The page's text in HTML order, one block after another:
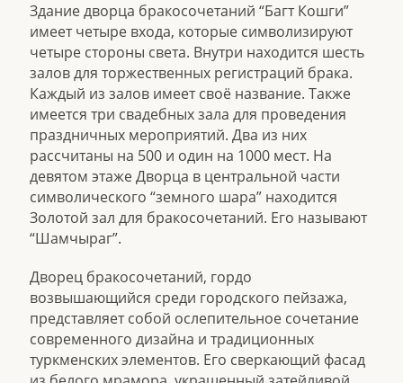
Здание дворца бракосочетаний “Багт Кошги”
имеет четыре входа, которые символизируют
четыре стороны света. Внутри находится шесть
залов для торжественных регистраций брака.
Каждый из залов имеет своё название. Также
имеется три свадебных зала для проведения
праздничных мероприятий. Два из них
рассчитаны на 500 и один на 1000 мест. На
девятом этаже Дворца в центральной части
символического “земного шара” находится
Золотой зал для бракосочетаний. Его называют
“Шамчыраг”.
Дворец бракосочетаний, гордо
возвышающийся среди городского пейзажа,
представляет собой ослепительное сочетание
современного дизайна и традиционных
туркменских элементов. Его сверкающий фасад